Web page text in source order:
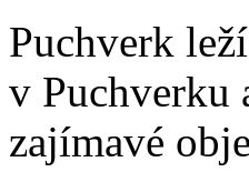
Puchverk
v Puchverku
zajímavé